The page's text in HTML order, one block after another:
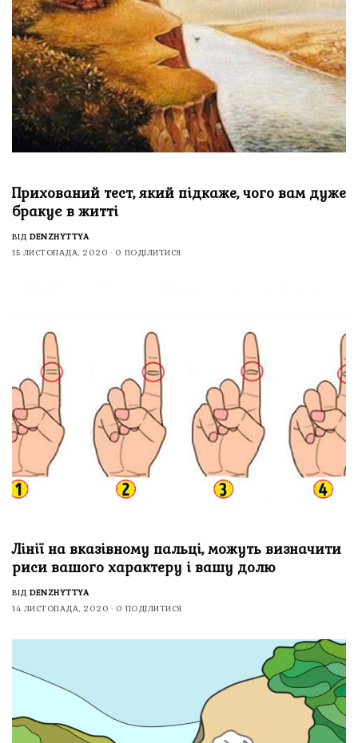
Прихований тест, який підкаже, чого вам дуже
бракує в житті
ВІД DENZHYTTYA
15 ЛИСТОПАДА, 2020
0 ПОДІЛИТИСЯ
Лінії на вказівному пальці, можуть визначити
риси вашого характеру і вашу долю
ВІД DENZHYTTYA
14 ЛИСТОПАДА, 2020
0 ПОДІЛИТИСЯ